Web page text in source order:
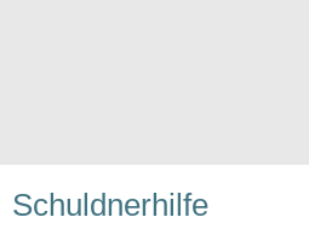
Schuldnerhilfe